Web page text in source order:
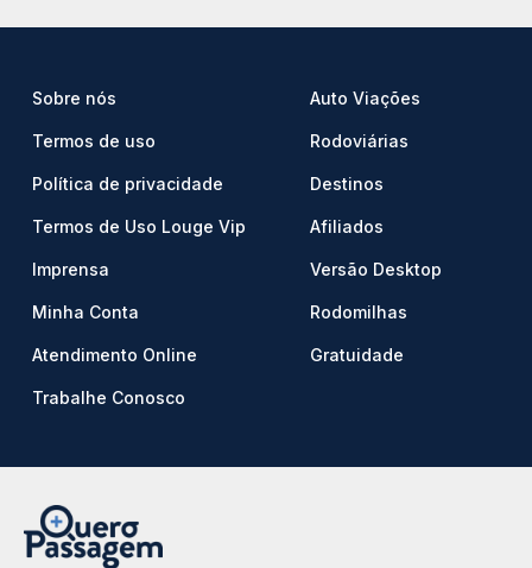
Sobre nós
Termos de uso
Política de privacidade
Termos de Uso Louge Vip
Imprensa
Minha Conta
Atendimento Online
Trabalhe Conosco
Auto Viações
Rodoviárias
Destinos
Afiliados
Versão Desktop
Rodomilhas
Gratuidade